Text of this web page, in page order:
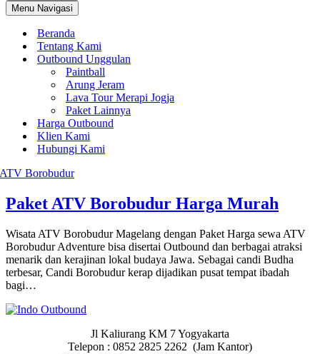
Menu Navigasi
Beranda
Tentang Kami
Outbound Unggulan
Paintball
Arung Jeram
Lava Tour Merapi Jogja
Paket Lainnya
Harga Outbound
Klien Kami
Hubungi Kami
Paket ATV Borobudur Harga Murah
Wisata ATV Borobudur Magelang dengan Paket Harga sewa ATV
Borobudur Adventure bisa disertai Outbound dan berbagai atraksi
menarik dan kerajinan lokal budaya Jawa. Sebagai candi Budha
terbesar, Candi Borobudur kerap dijadikan pusat tempat ibadah
bagi…
Jl Kaliurang KM 7 Yogyakarta
Telepon : 0852 2825 2262 (Jam Kantor)